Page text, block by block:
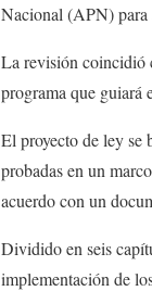
Nacional (APN) para
La revisión coincidió
programa que guiará
El proyecto de ley se
probadas en un
acuerdo con un
Dividido en seis
implementación de